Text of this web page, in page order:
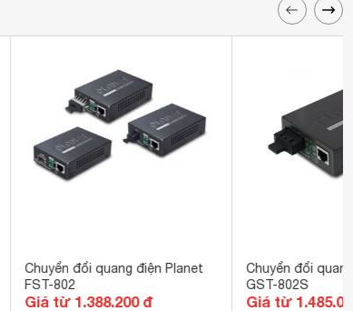
Chuyển đổi quang điện Planet
FST-802
Giá từ 1.388.200 đ
Chuyển đổi
GST-802S
Giá từ